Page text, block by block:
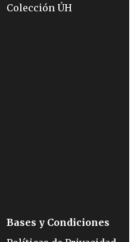
Colección ÚH
Bases y Condiciones